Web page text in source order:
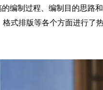
编制过程、编制目的思路
式排版等各个方面进行了